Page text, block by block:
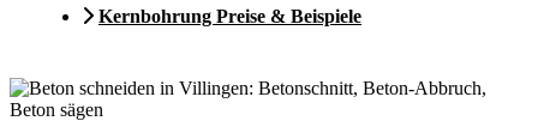
Kernbohrung Preise & Beispiele